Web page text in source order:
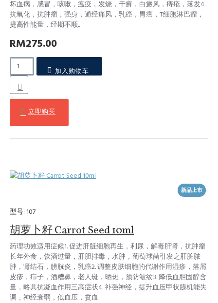
坏血病，感冒，咳嗽，瘟疫，发烧，干癣，白癜风，痔疮，落发4.
抗氧化，抗肿瘤，强身，通经痛风，乳癌，胃癌，T细胞淋巴瘤，
提高性能量，经期不顺..
RM275.00
加入购物车
立即购买
新品上市
型号: 107
胡萝卜籽 Carrot Seed 10ml
药理功效适用症候1. 促进肝脏细胞再生，利尿，解毒肝肾，抗肿瘤
长年外食，饮酒过量，肝胆排毒，水肿，葡萄球菌引发之肝脏脓
肿，肾结石，膀胱炎，乳癌2. 调整皮肤细胞的代谢作用湿疹，落屑
皮疹，疖子，酒糟鼻，老人斑，晒斑，预防皱纹3. 降低血胆固醇含
量，略具抗凝血作用三高症状4. 补强神经，提升血压甲状腺机能失
调，神经衰弱，低血压，贫血..